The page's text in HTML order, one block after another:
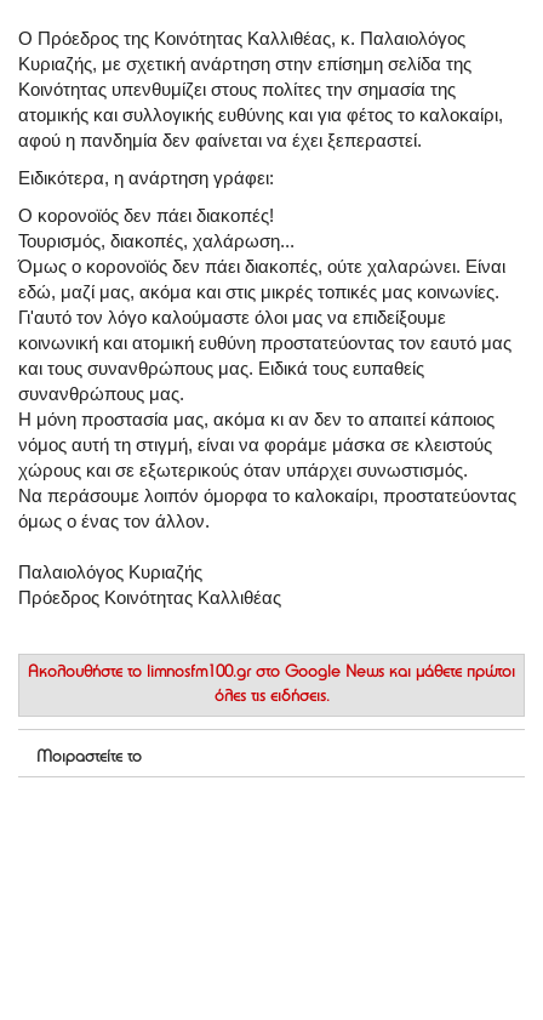
Ο Πρόεδρος της Κοινότητας Καλλιθέας, κ. Παλαιολόγος
Κυριαζής, με σχετική ανάρτηση στην επίσημη σελίδα της
Κοινότητας υπενθυμίζει στους πολίτες την σημασία της
ατομικής και συλλογικής ευθύνης και για φέτος το καλοκαίρι,
αφού η πανδημία δεν φαίνεται να έχει ξεπεραστεί.
Ειδικότερα, η ανάρτηση γράφει:
Ο κορονοϊός δεν πάει διακοπές!
Τουρισμός, διακοπές, χαλάρωση...
Όμως ο κορονοϊός δεν πάει διακοπές, ούτε χαλαρώνει. Είναι
εδώ, μαζί μας, ακόμα και στις μικρές τοπικές μας κοινωνίες.
Γι'αυτό τον λόγο καλούμαστε όλοι μας να επιδείξουμε
κοινωνική και ατομική ευθύνη προστατεύοντας τον εαυτό μας
και τους συνανθρώπους μας. Ειδικά τους ευπαθείς
συνανθρώπους μας.
Η μόνη προστασία μας, ακόμα κι αν δεν το απαιτεί κάποιος
νόμος αυτή τη στιγμή, είναι να φοράμε μάσκα σε κλειστούς
χώρους και σε εξωτερικούς όταν υπάρχει συνωστισμός.
Να περάσουμε λοιπόν όμορφα το καλοκαίρι, προστατεύοντας
όμως ο ένας τον άλλον.
Παλαιολόγος Κυριαζής
Πρόεδρος Κοινότητας Καλλιθέας
Ακολουθήστε το limnosfm100.gr στο Google News και μάθετε πρώτοι
όλες τις ειδήσεις.
Μοιραστείτε το